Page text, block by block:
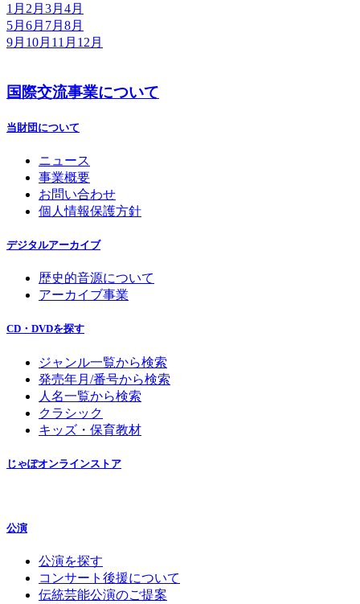
1月 2月 3月 4月
5月 6月 7月 8月
9月 10月 11月 12月
国際交流事業について
当財団について
ニュース
事業概要
お問い合わせ
個人情報保護方針
デジタルアーカイブ
歴史的音源について
アーカイブ事業
CD・DVDを探す
ジャンル一覧から検索
発売年月/番号から検索
人名一覧から検索
クラシック
キッズ・保育教材
じゃぽオンラインストア
公演
公演を探す
コンサート後援について
伝統芸能公演のご提案